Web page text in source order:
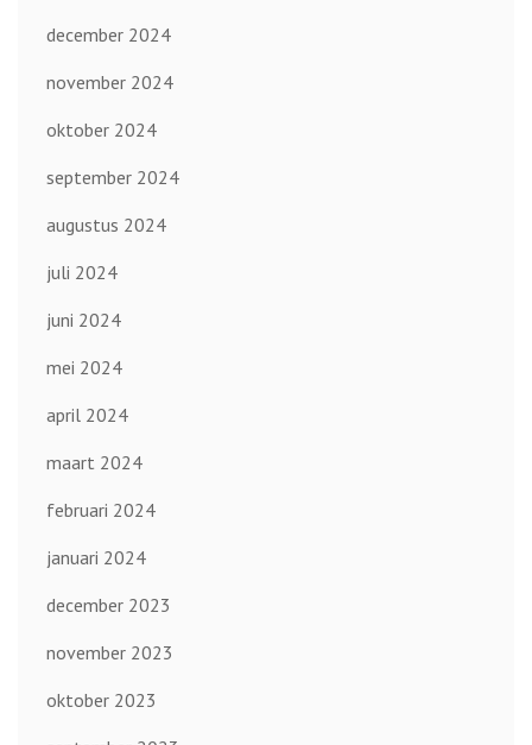
december 2024
november 2024
oktober 2024
september 2024
augustus 2024
juli 2024
juni 2024
mei 2024
april 2024
maart 2024
februari 2024
januari 2024
december 2023
november 2023
oktober 2023